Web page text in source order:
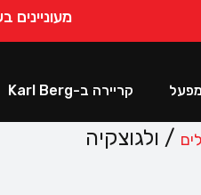
מפעל קריירה ב-Karl Berg
/ ולגוצקיה